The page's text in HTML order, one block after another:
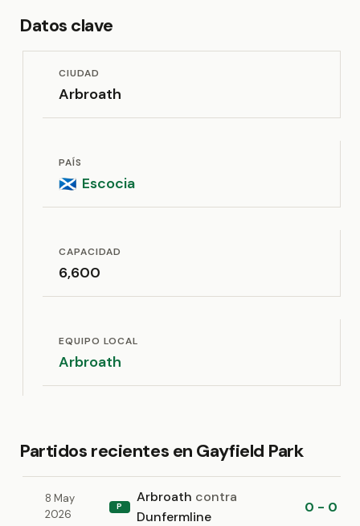
Datos clave
CIUDAD
Arbroath
PAÍS
🏴󠁧󠁢󠁳󠁣󠁴󠁿 Escocia
CAPACIDAD
6,600
EQUIPO LOCAL
Arbroath
Partidos recientes en Gayfield Park
8 May
2026
P
Arbroath contra
Dunfermline
0 - 0